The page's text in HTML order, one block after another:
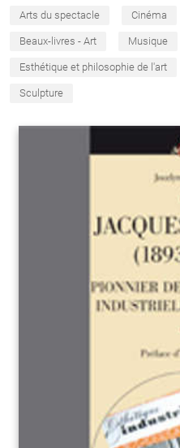
Arts du spectacle Cinéma
Beaux-livres - Art Musique
Esthétique et philosophie de l'art
Sculpture